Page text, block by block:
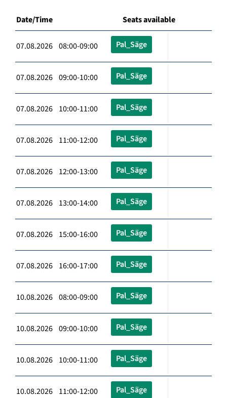
Date/Time Seats available
07.08.2026 08:00-09:00 Pal_Säge
07.08.2026 09:00-10:00 Pal_Säge
07.08.2026 10:00-11:00 Pal_Säge
07.08.2026 11:00-12:00 Pal_Säge
07.08.2026 12:00-13:00 Pal_Säge
07.08.2026 13:00-14:00 Pal_Säge
07.08.2026 15:00-16:00 Pal_Säge
07.08.2026 16:00-17:00 Pal_Säge
10.08.2026 08:00-09:00 Pal_Säge
10.08.2026 09:00-10:00 Pal_Säge
10.08.2026 10:00-11:00 Pal_Säge
10.08.2026 11:00-12:00 Pal_Säge